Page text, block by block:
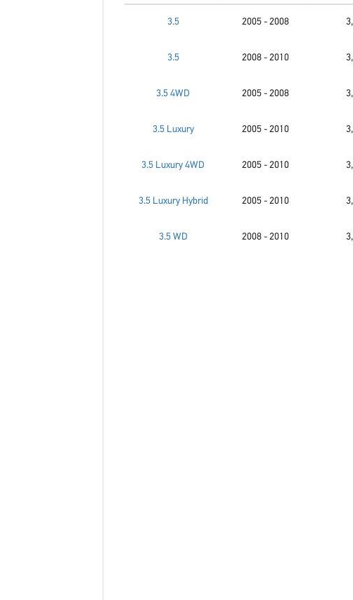
3.5 2005 - 2008
3.5 2008 - 2010
3.5 4WD 2005 - 2008
3.5 Luxury 2005 - 2010
3.5 Luxury 4WD 2005 - 2010
3.5 Luxury Hybrid 2005 - 2010
3.5 WD 2008 - 2010